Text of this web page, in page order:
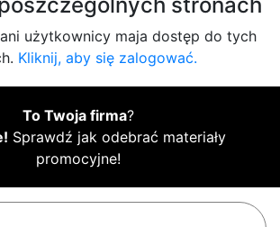
użytkownicy maja dostęp do tych
Kliknij, aby się zalogować.
To Twoja firma?
Sprawdź jak odebrać materiały
promocyjne!